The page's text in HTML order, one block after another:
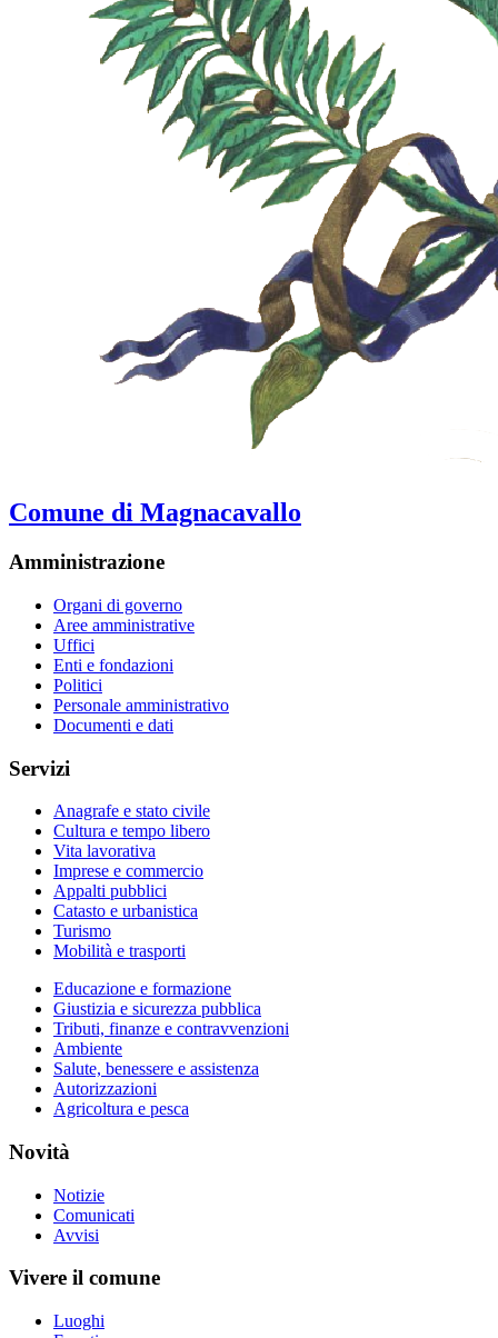
Comune di Magnacavallo
Amministrazione
Organi di governo
Aree amministrative
Uffici
Enti e fondazioni
Politici
Personale amministrativo
Documenti e dati
Servizi
Anagrafe e stato civile
Cultura e tempo libero
Vita lavorativa
Imprese e commercio
Appalti pubblici
Catasto e urbanistica
Turismo
Mobilità e trasporti
Educazione e formazione
Giustizia e sicurezza pubblica
Tributi, finanze e contravvenzioni
Ambiente
Salute, benessere e assistenza
Autorizzazioni
Agricoltura e pesca
Novità
Notizie
Comunicati
Avvisi
Vivere il comune
Luoghi